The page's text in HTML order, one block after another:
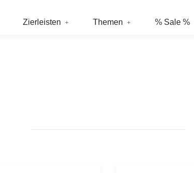
Zierleisten Themen % Sale %